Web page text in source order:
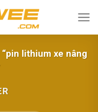
lithium xe nâng